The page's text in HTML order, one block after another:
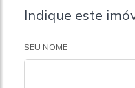
Indique este
SEU NOME